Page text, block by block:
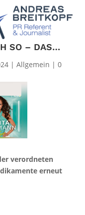
ANITA HOFMANN: „EINFACH SO – DAS BIN ICH“
| Allgemein | 0
verordneten
erneut